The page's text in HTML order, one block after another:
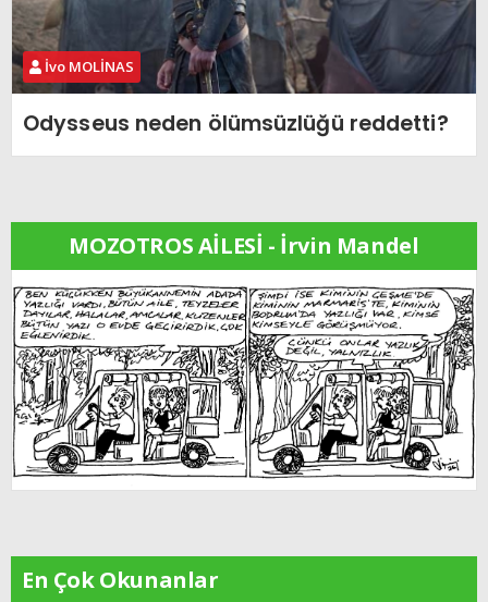
İvo MOLİNAS
Odysseus neden ölümsüzlüğü reddetti?
MOZOTROS AİLESİ - İrvin Mandel
En Çok Okunanlar